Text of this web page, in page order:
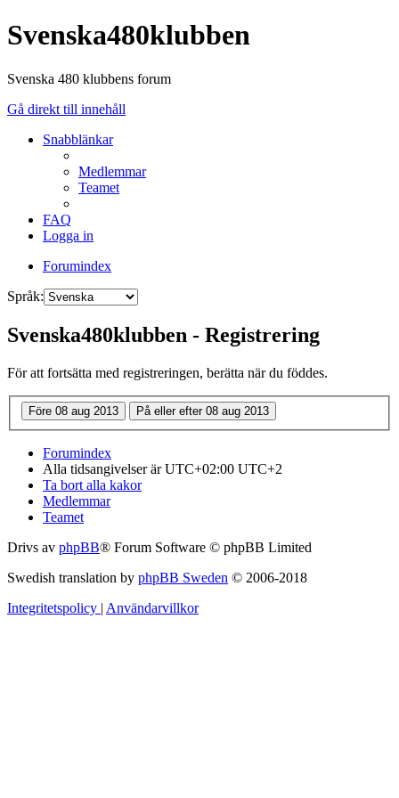
Svenska480klubben
Svenska 480 klubbens forum
Gå direkt till innehåll
Snabblänkar
Medlemmar
Teamet
FAQ
Logga in
Forumindex
Språk:
Svenska480klubben - Registrering
För att fortsätta med registreringen, berätta när du föddes.
Forumindex
Alla tidsangivelser är UTC+02:00 UTC+2
Ta bort alla kakor
Medlemmar
Teamet
Drivs av phpBB® Forum Software © phpBB Limited
Swedish translation by phpBB Sweden © 2006-2018
Integritetspolicy | Användarvillkor